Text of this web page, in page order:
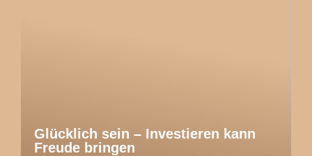
Glücklich sein – Investieren kann
Freude bringen